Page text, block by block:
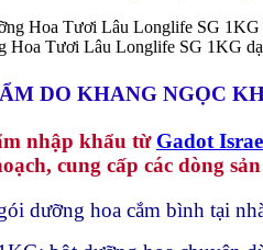
Hoa Tươi Lâu Longlife SG 1KG
DO KHANG NGỌC
nhập khẩu từ Gadot
cung cấp các dòng
dưỡng hoa cắm bình tại